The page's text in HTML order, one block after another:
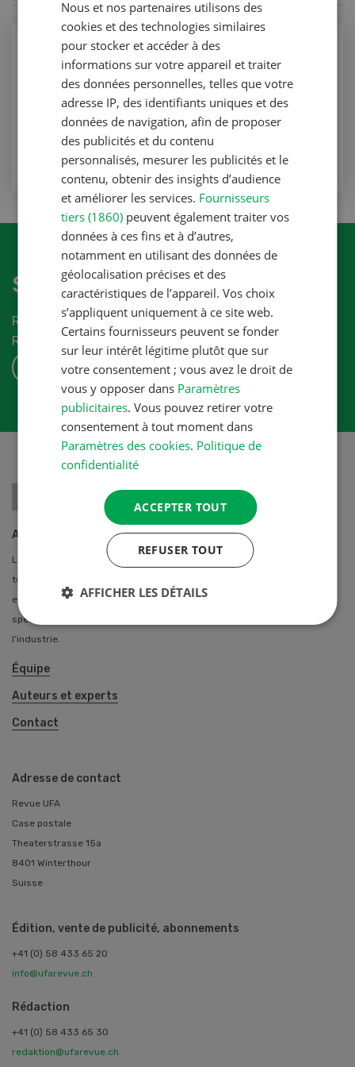
Production animale
Mettre à profit la période de tarissement
Page Bio
VERS L'ARTICLE
S'abonner à la newletter
Recevez les dernières nouvelles du monde de la
Revue-UFA.
S'ABONNER
A propos de nous
La Revue UFA propose des solutions professionnelles individuelles à
toutes les agricultrices et agriculteurs de Suisse. Notre équipe
entretien des contacts privilégiés avec de nombreux auteurs
spécialisés des stations de recherche, des hautes écoles et de
l’industrie.
Équipe
Auteurs et experts
Contact
Adresse de contact
Revue UFA
Case postale
Theaterstrasse 15a
8401 Winterthour
Suisse
Édition, vente de publicité, abonnements
+41 (0) 58 433 65 20
info@ufarevue.ch
Rédaction
+41 (0) 58 433 65 30
redaktion@ufarevue.ch
Nous et nos partenaires utilisons des
cookies et des technologies similaires
pour stocker et accéder à des
informations sur votre appareil et traiter
des données personnelles, telles que votre
adresse IP, des identifiants uniques et des
données de navigation, afin de proposer
des publicités et du contenu
personnalisés, mesurer les publicités et le
contenu, obtenir des insights d’audience
et améliorer les services. Fournisseurs
tiers (1860) peuvent également traiter vos
données à ces fins et à d’autres,
notamment en utilisant des données de
géolocalisation précises et des
caractéristiques de l’appareil. Vos choix
s’appliquent uniquement à ce site web.
Certains fournisseurs peuvent se fonder
sur leur intérêt légitime plutôt que sur
votre consentement ; vous avez le droit de
vous y opposer dans Paramètres
publicitaires. Vous pouvez retirer votre
consentement à tout moment dans
Paramètres des cookies. Politique de
confidentialité
ACCEPTER TOUT
REFUSER TOUT
AFFICHER LES DÉTAILS